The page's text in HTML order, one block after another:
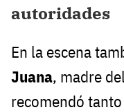
autoridades
En la escena
Juana, madre
recomendó